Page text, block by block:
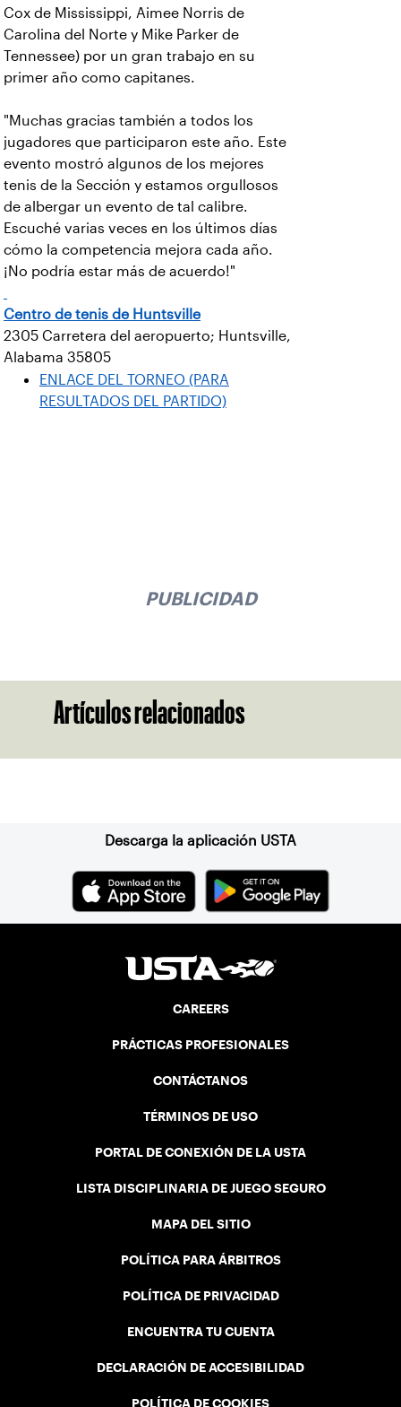
Cox de Mississippi, Aimee Norris de
Carolina del Norte y Mike Parker de
Tennessee) por un gran trabajo en su
primer año como capitanes.
"Muchas gracias también a todos los
jugadores que participaron este año. Este
evento mostró algunos de los mejores
tenis de la Sección y estamos orgullosos
de albergar un evento de tal calibre.
Escuché varias veces en los últimos días
cómo la competencia mejora cada año.
¡No podría estar más de acuerdo!"
Centro de tenis de Huntsville
2305 Carretera del aeropuerto; Huntsville,
Alabama 35805
ENLACE DEL TORNEO (PARA
RESULTADOS DEL PARTIDO)
PUBLICIDAD
Artículos relacionados
Descarga la aplicación USTA
CAREERS
PRÁCTICAS PROFESIONALES
CONTÁCTANOS
TÉRMINOS DE USO
PORTAL DE CONEXIÓN DE LA USTA
LISTA DISCIPLINARIA DE JUEGO SEGURO
MAPA DEL SITIO
POLÍTICA PARA ÁRBITROS
POLÍTICA DE PRIVACIDAD
ENCUENTRA TU CUENTA
DECLARACIÓN DE ACCESIBILIDAD
POLÍTICA DE COOKIES